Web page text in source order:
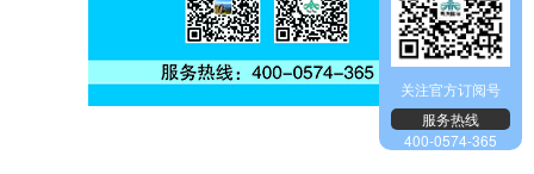
关注官方订阅号
服务热线
400-0574-365